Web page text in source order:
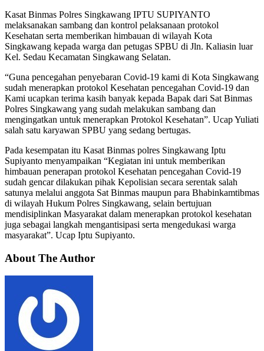
Kasat Binmas Polres Singkawang IPTU SUPIYANTO
melaksanakan sambang dan kontrol pelaksanaan protokol
Kesehatan serta memberikan himbauan di wilayah Kota
Singkawang kepada warga dan petugas SPBU di Jln. Kaliasin luar
Kel. Sedau Kecamatan Singkawang Selatan.
“Guna pencegahan penyebaran Covid-19 kami di Kota Singkawang
sudah menerapkan protokol Kesehatan pencegahan Covid-19 dan
Kami ucapkan terima kasih banyak kepada Bapak dari Sat Binmas
Polres Singkawang yang sudah melakukan sambang dan
mengingatkan untuk menerapkan Protokol Kesehatan”. Ucap Yuliati
salah satu karyawan SPBU yang sedang bertugas.
Pada kesempatan itu Kasat Binmas polres Singkawang Iptu
Supiyanto menyampaikan “Kegiatan ini untuk memberikan
himbauan penerapan protokol Kesehatan pencegahan Covid-19
sudah gencar dilakukan pihak Kepolisian secara serentak salah
satunya melalui anggota Sat Binmas maupun para Bhabinkamtibmas
di wilayah Hukum Polres Singkawang, selain bertujuan
mendisiplinkan Masyarakat dalam menerapkan protokol kesehatan
juga sebagai langkah mengantisipasi serta mengedukasi warga
masyarakat”. Ucap Iptu Supiyanto.
About The Author